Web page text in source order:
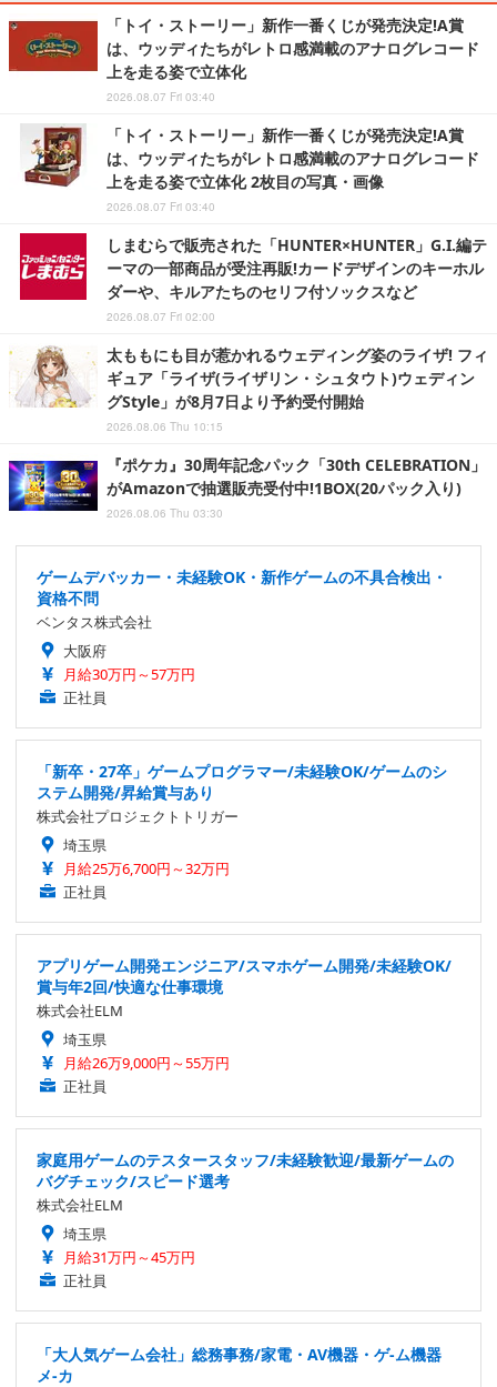
「トイ・ストーリー」新作一番くじが発売決定!A賞
は、ウッディたちがレトロ感満載のアナログレコード
上を走る姿で立体化
2026.08.07 Fri 03:40
「トイ・ストーリー」新作一番くじが発売決定!A賞
は、ウッディたちがレトロ感満載のアナログレコード
上を走る姿で立体化 2枚目の写真・画像
2026.08.07 Fri 03:40
しまむらで販売された「HUNTER×HUNTER」G.I.編テ
ーマの一部商品が受注再販!カードデザインのキーホル
ダーや、キルアたちのセリフ付ソックスなど
2026.08.07 Fri 02:00
太ももにも目が惹かれるウェディング姿のライザ! フィ
ギュア「ライザ(ライザリン・シュタウト)ウェディン
グStyle」が8月7日より予約受付開始
2026.08.06 Thu 10:15
『ポケカ』30周年記念パック「30th CELEBRATION」
がAmazonで抽選販売受付中!1BOX(20パック入り)
2026.08.06 Thu 03:30
ゲームデバッカー・未経験OK・新作ゲームの不具合検出・
資格不問
ベンタス株式会社
大阪府
月給30万円～57万円
正社員
「新卒・27卒」ゲームプログラマー/未経験OK/ゲームのシ
ステム開発/昇給賞与あり
株式会社プロジェクトトリガー
埼玉県
月給25万6,700円～32万円
正社員
アプリゲーム開発エンジニア/スマホゲーム開発/未経験OK/
賞与年2回/快適な仕事環境
株式会社ELM
埼玉県
月給26万9,000円～55万円
正社員
家庭用ゲームのテスタースタッフ/未経験歓迎/最新ゲームの
バグチェック/スピード選考
株式会社ELM
埼玉県
月給31万円～45万円
正社員
「大人気ゲーム会社」総務事務/家電・AV機器・ゲ-ム機器
メ-カ